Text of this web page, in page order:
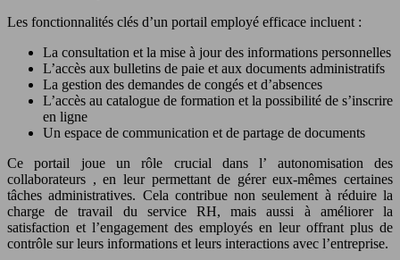
Les fonctionnalités clés d’un portail employé efficace incluent :
La consultation et la mise à jour des informations personnelles
L’accès aux bulletins de paie et aux documents administratifs
La gestion des demandes de congés et d’absences
L’accès au catalogue de formation et la possibilité de s’inscrire
en ligne
Un espace de communication et de partage de documents
Ce portail joue un rôle crucial dans l’ autonomisation des
collaborateurs , en leur permettant de gérer eux-mêmes certaines
tâches administratives. Cela contribue non seulement à réduire la
charge de travail du service RH, mais aussi à améliorer la
satisfaction et l’engagement des employés en leur offrant plus de
contrôle sur leurs informations et leurs interactions avec l’entreprise.